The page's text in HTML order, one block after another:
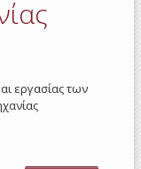
εργασίας των